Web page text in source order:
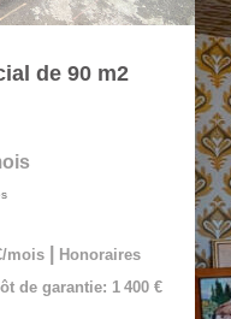
de 90 m2
mois
Honoraires
de garantie: 1 400 €